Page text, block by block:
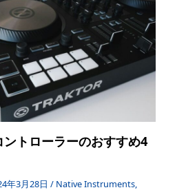
トローラーのおすすめ4
年3月28日/ Native Instruments,